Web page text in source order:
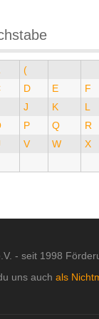
(
D E
F
J K
L
P Q
R
V W
X
- seit 1998
uns auch als